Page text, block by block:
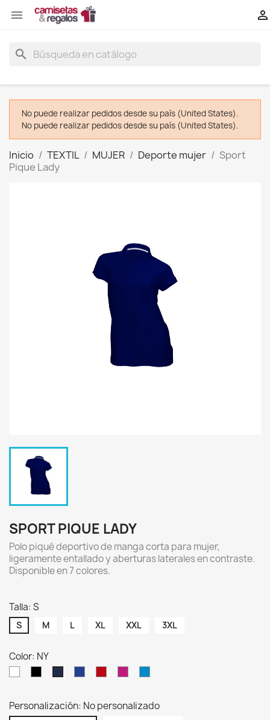
 
search
No puede realizar pedidos desde su país (United States).
No puede realizar pedidos desde su país (United States).
Inicio TEXTIL MUJER Deporte mujer
Sport
Pique Lady
SPORT PIQUE LADY
Polo piqué deportivo de manga corta para mujer,
ligeramente entallado y aberturas laterales en contraste.
Disponible en 7 colores.
Talla: S
S M L XL XXL 3XL
Color: NY
Personalización: No personalizado